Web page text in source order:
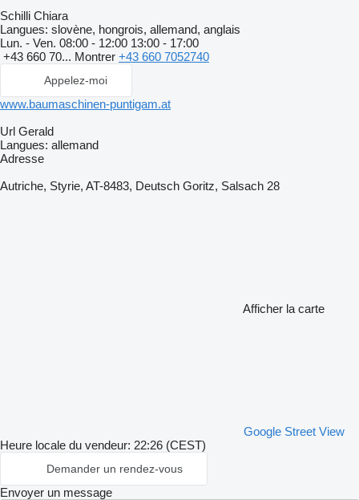
Schilli Chiara
Langues: slovène, hongrois, allemand, anglais
Lun. - Ven. 08:00 - 12:00 13:00 - 17:00
+43 660 70... Montrer +43 660 7052740
Appelez-moi
www.baumaschinen-puntigam.at
Url Gerald
Langues: allemand
Adresse
Autriche, Styrie, AT-8483, Deutsch Goritz, Salsach 28
Afficher la carte
Google Street View
Heure locale du vendeur: 22:26 (CEST)
Demander un rendez-vous
Envoyer un message